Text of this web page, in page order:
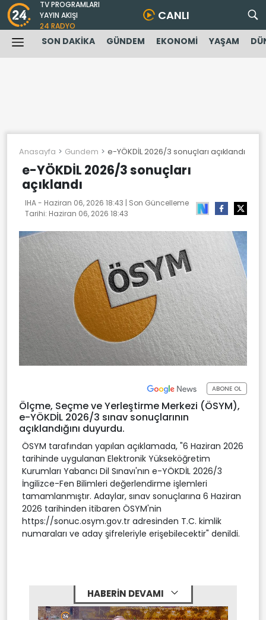
TV PROGRAMLARI
YAYIN AKIŞI
24 RADYO
CANLI
SON DAKİKA GÜNDEM EKONOMİ YAŞAM
Anasayfa Gundem e-YÖKDİL 2026/3 sonuçları açıklandı
e-YÖKDİL 2026/3 sonuçları
açıklandı
IHA - Haziran 06, 2026 18:43 | Son Güncelleme
Tarihi: Haziran 06, 2026 18:43
ABONE OL
Ölçme, Seçme ve Yerleştirme Merkezi (ÖSYM),
e-YÖKDİL 2026/3 sınav sonuçlarının
açıklandığını duyurdu.
ÖSYM tarafından yapılan açıklamada, "6 Haziran 2026
tarihinde uygulanan Elektronik Yükseköğretim
Kurumları Yabancı Dil Sınavı'nın e-YÖKDİL 2026/3
İngilizce-Fen Bilimleri değerlendirme işlemleri
tamamlanmıştır. Adaylar, sınav sonuçlarına 6 Haziran
2026 tarihinden itibaren ÖSYM'nin
https://sonuc.osym.gov.tr adresinden T.C. kimlik
numaraları ve aday şifreleriyle erişebilecektir" denildi.
HABERİN DEVAMI